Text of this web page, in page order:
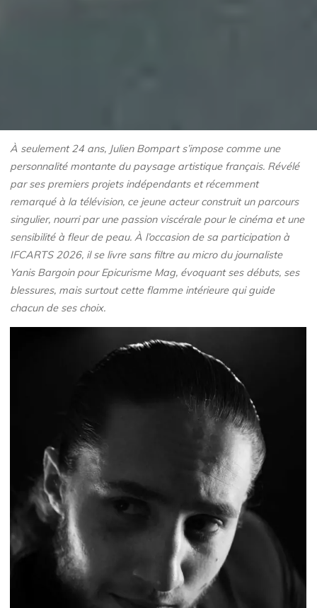
À seulement 24 ans, Julien Bompart s’impose comme une
personnalité montante du paysage artistique français. Révélé
par ses premiers projets indépendants et récemment
remarqué à la télévision, ce jeune acteur construit un parcours
singulier, nourri par une passion viscérale pour le cinéma et une
sensibilité à fleur de peau. À l’occasion de sa participation à
IFCARTS 2026, il se livre sans filtre au micro du journaliste
Yanis Bargoin pour Epicurisme Mag, évoquant ses débuts, ses
blessures, mais surtout cette flamme intérieure qui guide
chacun de ses choix.